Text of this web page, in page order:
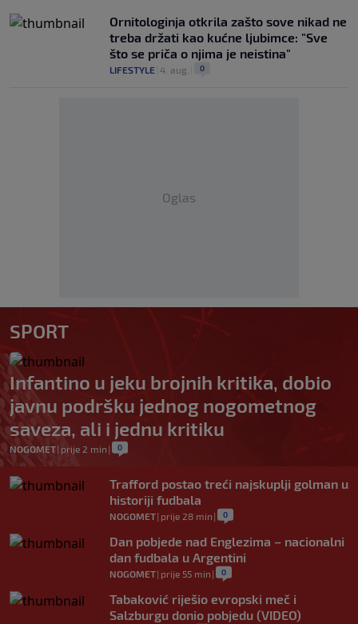
Ornitologinja otkrila zašto sove nikad ne
treba držati kao kućne ljubimce: "Sve
što se priča o njima je neistina"
LIFESTYLE 4. aug. 0
Oglas
SPORT
Infantino u jeku brojnih kritika, dobio
javnu podršku jednog nogometnog
saveza, ali i jednu kritiku
NOGOMET| prije 2 min | 0
Trafford postao treći najskuplji golman u
historiji fudbala
NOGOMET| prije 28 min | 0
Dan pobjede nad Englezima – nacionalni
dan fudbala u Argentini
NOGOMET| prije 55 min | 0
Tabaković riješio evropski meč i
Salzburgu donio pobjedu (VIDEO)